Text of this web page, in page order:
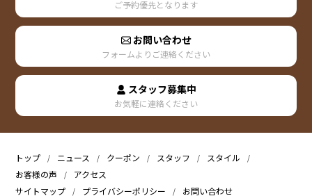
ご予約優先となります
お問い合わせ
フォームよりご連絡ください
スタッフ募集中
お気軽に連絡ください
トップ ニュース クーポン スタッフ
スタイル
お客様の声
アクセス
サイトマップ
プライバシーポリシー お問い合わせ